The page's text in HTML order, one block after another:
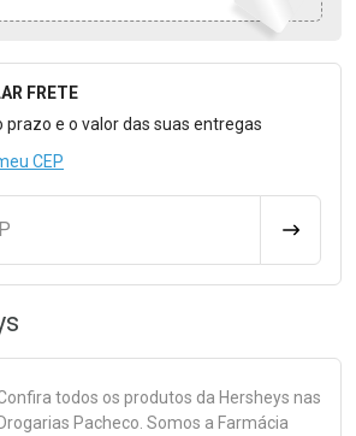
Calcular o Frete
FRETE
prazo e o valor das suas entregas
CEP
todos os produtos da Hersheys nas
Drogarias Pacheco. Somos a Farmácia